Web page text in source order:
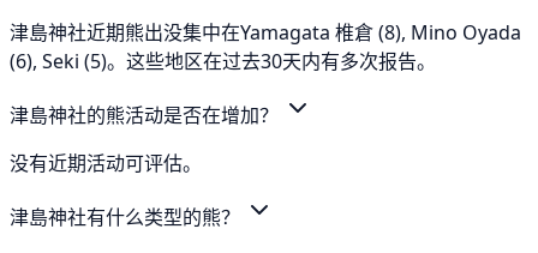
津島神社近期熊出没集中在Yamagata 椎倉 (8), Mino Oyada
(6), Seki (5)。这些地区在过去30天内有多次报告。
津島神社的熊活动是否在增加？
没有近期活动可评估。
津島神社有什么类型的熊？